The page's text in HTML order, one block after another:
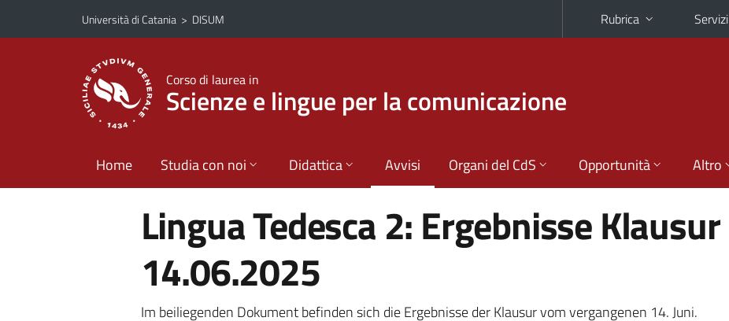
Vai al contenuto principale
Vai al menu di navigazione
Università di Catania > DISUM Rubrica Servizi
Corso di laurea in
Scienze e lingue per la comunicazione
Home Studia con noi Didattica Avvisi Organi del CdS Opportunità Altro
Lingua Tedesca 2: Ergebnisse Klausur
14.06.2025
Im beiliegenden Dokument befinden sich die Ergebnisse der Klausur vom vergangenen 14. Juni.